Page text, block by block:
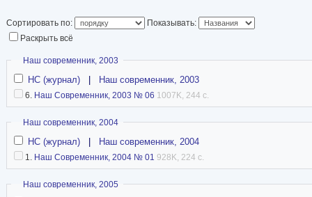
Республики
продолжительное время среди всех
(кроме монархов).
Статья в Википедии
Сортировать по:
Показывать:
Раскрыть всё
Скрыть
Наш современник, 2003
НС (журнал) Наш современник, 2003
6. Наш Современник, 2003 № 06 1007K, 244 с.
Скрыть
Наш современник, 2004
НС (журнал) Наш современник, 2004
1. Наш Современник, 2004 № 01 928K, 224 с.
Скрыть
Наш современник, 2005